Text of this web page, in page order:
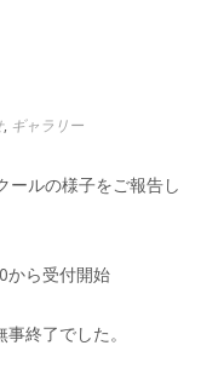
, ギャラリー
ールの様子をご報告し
から受付開始
終了でした。